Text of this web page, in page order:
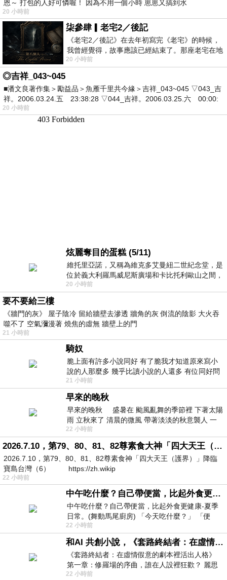
恩～ 打包的人好可憐喔！ 因為不用一個小時 崽崽又搞到水
20 小時前
柒參肆▎老宅2／後記
《老宅2／後記》在去年初寫完《老宅》的時候，
我曾經覺得，故事應該已經結束了。那座老宅在地
震中倒塌，七個人終於離開那片黑暗，
20 小時前
◎吉祥_043~045
■潘文良著作集＞勵益品＞魚雁千里共今緣＞吉祥_043~045 ▽043_吉
祥。2006.03.24.五 23:38:28 ▽044_吉祥。2006.03.25.六 00:00:
20 小時前
炫麗奪目的蛋糕 (5/11)
維托里亞諾，又稱為維克多艾曼紐二世紀念堂，是
位於義大利羅馬威尼斯廣場和卡比托利歐山之間，
用以紀念統一義大利統一後的的第一位國
20 小時前
要不要給三樓
《牆門的灰》 屋子陰冷 留給牆壁去滲透 牆角的灰 倒流的陰影 大火吞
噬不了 空氣瀰漫著 燒焦的虛無 牆壁上的門
21 小時前
騎奴
脆上面有許多小說同好 有了脆我才知道原來寫小
說的人那麼多 幾乎比讀小說的人還多 有位同好問
了一個問題 她說為什麼高中文學獎的
21 小時前
早來的晚秋
早來的晚秋 盛暑在 颱風亂舞的季節裡 下著太陽
雨 立秋來了 清晨的微風 帶著淡淡的秋意襲人 一
下子 又被赤
22 小時前
2026.7.10，第79、80、81、82尊素食大神「四大天王（護界）」降臨寶島台灣（6）
2026.7.10，第79、80、81、82尊素食神「四大天王（護界）」降臨
寶島台灣（6） https://zh.wikip
22 小時前
中午吃什麼？自己帶便當，比起外食更健康-夏季日常。(舞動馬尾廚房)
中午吃什麼？自己帶便當，比起外食更健康-夏季
日常。(舞動馬尾廚房) 「今天吃什麼？」 「便
當？麵？還是炒飯？」 每天都在選擇
22 小時前
和AI 共創小說，《套路終結者：在虛情假意的劇本裡活出人格》
《套路終結者：在虛情假意的劇本裡活出人格》
第一章：修羅場的序曲，誰在人設裡狂歡？ 麗思
卡爾頓酒店的總統套房內，燈光昏
22 小時前